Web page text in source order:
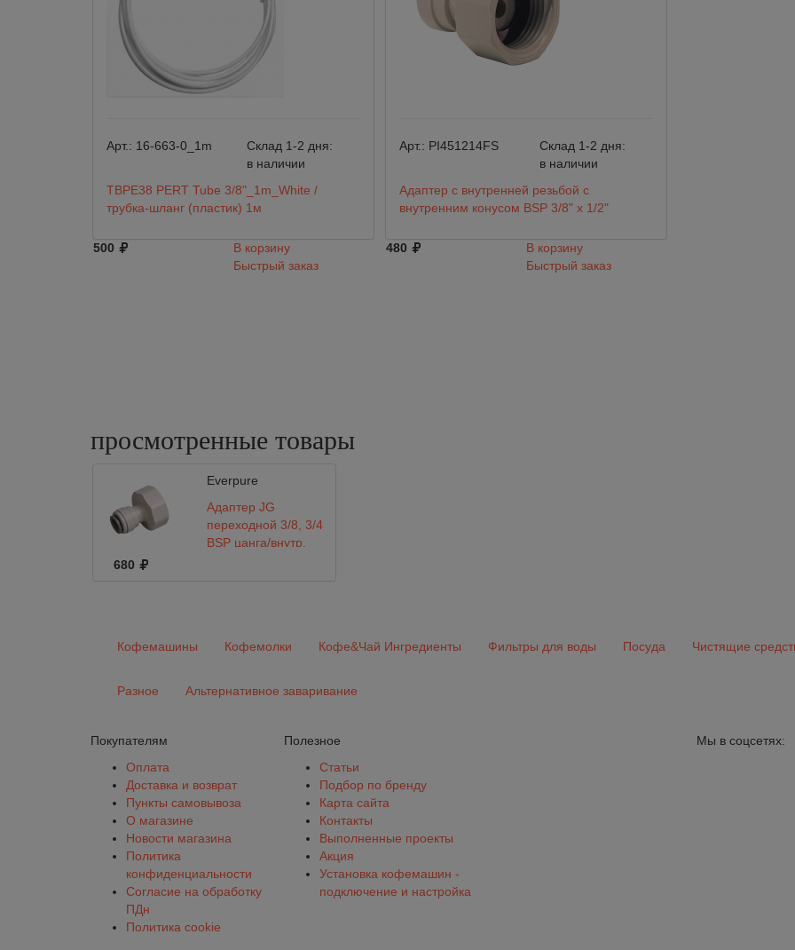
Арт.: 16-663-0_1m
Склад 1-2 дня:
в наличии
TBPE38 PERT Tube 3/8"_1m_White /
трубка-шланг (пластик) 1м
500
В корзину
Быстрый заказ
Арт.: PI451214FS
Склад 1-2 дня:
в наличии
Адаптер с внутренней резьбой с
внутренним конусом BSP 3/8" x 1/2"
480
В корзину
Быстрый заказ
просмотренные товары
Everpure
Адаптер JG
переходной 3/8, 3/4
BSP цанга/внутр.
680
Кофемашины Кофемолки Кофе&Чай Ингредиенты Фильтры для воды Посуда Чистящие
Разное Альтернативное заваривание
Покупателям
Оплата
Доставка и возврат
Пункты самовывоза
О магазине
Новости магазина
Политика
конфиденциальности
Согласие на обработку
ПДн
Политика cookie
Полезное
Статьи
Подбор по бренду
Карта сайта
Контакты
Выполненные проекты
Акция
Установка кофемашин -
подключение и настройка
Мы в соцсетях: